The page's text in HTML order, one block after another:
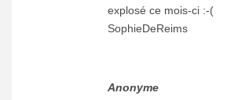
explosé ce mois-ci :-(
SophieDeReims
Anonyme